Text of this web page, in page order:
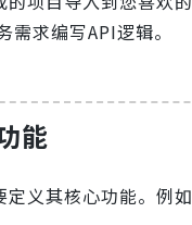
需求编写API逻辑。
能
定义其核心功能。例